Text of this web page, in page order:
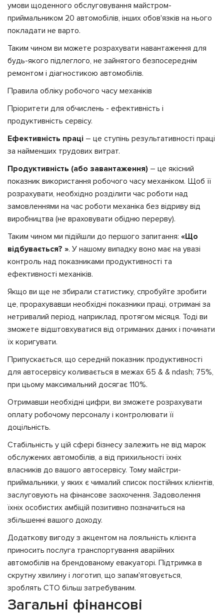
умови щоденного обслуговування майстром-
приймальником 20 автомобілів, інших обов'язків на нього
покладати не варто.
Таким чином ви можете розрахувати навантаження для
будь-якого підлеглого, не зайнятого безпосереднім
ремонтом і діагностикою автомобілів.
Правила обліку робочого часу механіків
Пріоритети для обчислень - ефективність і
продуктивність сервісу.
Ефективність праці – це ступінь результативності праці
за найменших трудових витрат.
Продуктивність (або завантаження) – це якісний
показник використання робочого часу механіком. Щоб її
розрахувати, необхідно розділити час роботи над
замовленнями на час роботи механіка без відриву від
виробництва (не враховувати обідню перерву).
Таким чином ми підійшли до першого запитання: «Що
відбувається? ». У нашому випадку воно має на увазі
контроль над показниками продуктивності та
ефективності механіків.
Якщо ви ще не збирали статистику, спробуйте зробити
це, прорахувавши необхідні показники праці, отримані за
нетривалий період, наприклад, протягом місяця. Тоді ви
зможете відштовхуватися від отриманих даних і починати
їх коригувати.
Припускається, що середній показник продуктивності
для автосервісу коливається в межах 65 & & ndash; 75%,
при цьому максимальний досягає 110%.
Отримавши необхідні цифри, ви зможете розрахувати
оплату робочому персоналу і контролювати її
доцільність.
Стабільність у цій сфері бізнесу залежить не від марок
обслужених автомобілів, а від прихильності їхніх
власників до вашого автосервісу. Тому майстри-
приймальники, у яких є чималий список постійних клієнтів,
заслуговують на фінансове заохочення. Задоволення
їхніх особистих амбіцій позитивно позначиться на
збільшенні вашого доходу.
Додаткову вигоду з акцентом на лояльність клієнта
приносить послуга транспортування аварійних
автомобілів на брендованому евакуаторі. Підтримка в
скрутну хвилину і логотип, що запам'ятовується,
зроблять СТО більш затребуваним.
Загальні фінансові